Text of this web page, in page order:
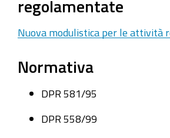
regolamentate
Nuova modulistica per le attività
Normativa
DPR 581/95
DPR 558/99